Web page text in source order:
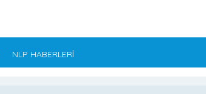
NLP HABERLERİ